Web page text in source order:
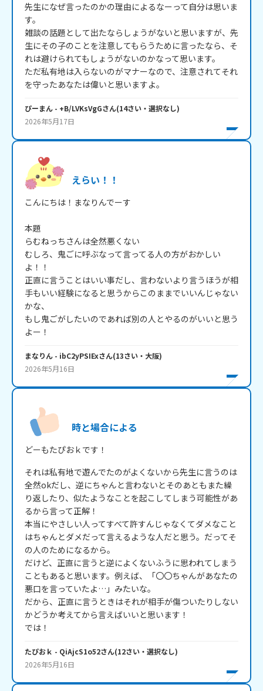
先生になぜ言ったのかの理由によるなーって自分は思いま
す。
雑談の話題として出たならしょうがないと思いますが、先
生にその子のことを注意してもらうために言ったなら、そ
れは避けられてもしょうがないのかなって思います。
ただ私有地は入らないのがマナーなので、注意されてそれ
を守ったあなたは偉いと思いますよ。
ぴーまん - +B/LVKsVgGさん(14さい・ 選択なし)
2026年5月17日
えらい！！
こんにちは！まなりんでーす
本題
らむねっちさんは全然悪くない
むしろ、鬼ごに呼ぶなって言ってる人の方がおかしい
よ！！
正直に言うことはいい事だし、言わないより言うほうが相
手もいい経験になると思うからこのままでいいんじゃない
かな、
もし鬼ごがしたいのであれば別の人とやるのがいいと思う
よー！
まなりん - ibC2yPSIExさん(13さい・ 大阪)
2026年5月16日
時と場合による
どーもたぴおｋです！
それは私有地で遊んでたのがよくないから先生に言うのは
全然okだし、逆にちゃんと言わないとそのあともまた繰
り返したり、似たようなことを起こしてしまう可能性があ
るから言って正解！
本当にやさしい人ってすべて許すんじゃなくてダメなこと
はちゃんとダメだって言えるような人だと思う。だってそ
の人のためになるから。
だけど、正直に言うと逆によくないふうに思われてしまう
こともあると思います。例えば、「〇〇ちゃんがあなたの
悪口を言っていたよ…」みたいな。
だから、正直に言うときはそれが相手が傷ついたりしない
かどうか考えてから言えばいいと思います！
では！
たぴおｋ - QiAjcS1o52さん(12さい・ 選択なし)
2026年5月16日